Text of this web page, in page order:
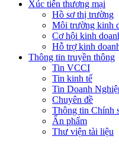
Xúc tiến thương mại
Hồ sơ thị trường
Môi trường kinh
Cơ hội kinh
Hỗ trợ kinh
Thông tin truyền thông
Tin VCCI
Tin kinh tế
Tin Doanh
Chuyên đề
Thông tin Chính
Ấn phẩm
Thư viện tài liệu